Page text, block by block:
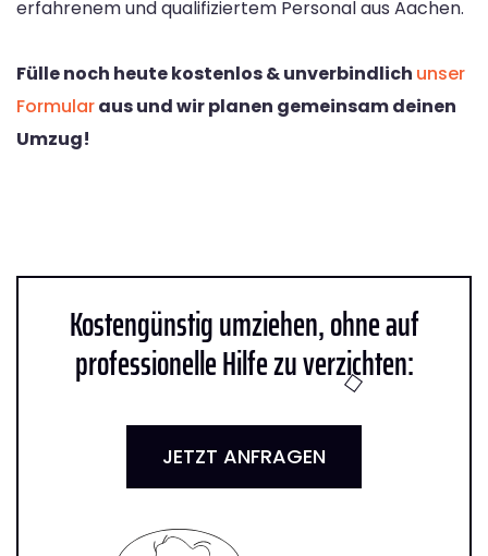
erfahrenem und qualifiziertem Personal aus Aachen.
Fülle noch heute kostenlos & unverbindlich unser
Formularaus und wir planen gemeinsam deinen
Umzug!
Kostengünstig umziehen, ohne auf
professionelle Hilfe zu verzichten:
JETZT ANFRAGEN